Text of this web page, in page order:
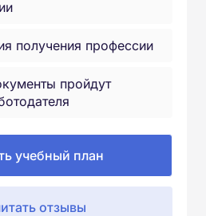
получения профессии
пройдут
учебный план
отзывы